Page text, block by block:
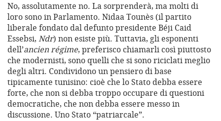
No, assolutamente no. La sorprenderà, ma molti di
loro sono in Parlamento. Nidaa Tounès (il partito
liberale fondato dal defunto presidente Béji Caid
Essebsi, Ndr) non esiste più. Tuttavia, gli esponenti
dell’ancien régime, preferisco chiamarli così piuttosto
che modernisti, sono quelli che si sono riciclati meglio
degli altri. Condividono un pensiero di base
tipicamente tunisino: cioè che lo Stato debba essere
forte, che non si debba troppo occupare di questioni
democratiche, che non debba essere messo in
discussione. Uno Stato “patriarcale”.